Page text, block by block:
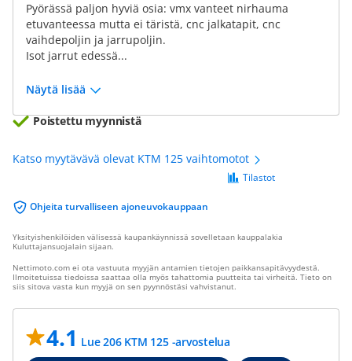
Pyörässä paljon hyviä osia: vmx vanteet nirhauma
etuvanteessa mutta ei täristä, cnc jalkatapit, cnc
vaihdepoljin ja jarrupoljin.
Isot jarrut edessä...
Näytä lisää
Poistettu myynnistä
Katso myytävävä olevat KTM 125 vaihtomotot
Ohjeita turvalliseen ajoneuvokauppaan
Tilastot
Yksityishenkilöiden välisessä kaupankäynnissä sovelletaan kauppalakia
Kuluttajansuojalain sijaan.
Nettimoto.com ei ota vastuuta myyjän antamien tietojen paikkansapitävyydestä.
Ilmoitetuissa tiedoissa saattaa olla myös tahattomia puutteita tai virheitä. Tieto on
siis sitova vasta kun myyjä on sen pyynnöstäsi vahvistanut.
4.1 Lue 206 KTM 125 -arvostelua